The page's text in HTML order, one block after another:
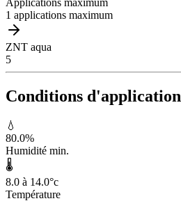
Applications maximum
1 applications maximum
ZNT aqua
5
Conditions d'application
💧
80.0%
Humidité min.
🌡️
8.0 à 14.0°c
Température